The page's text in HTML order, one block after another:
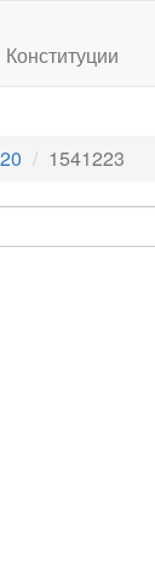
Конституции
1541223